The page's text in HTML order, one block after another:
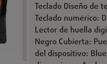
Teclado Diseño de
Teclado numérico:
Lector de huella
Negro Cubierta:
del dispositivo: